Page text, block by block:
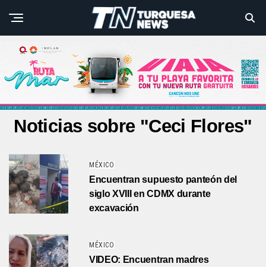
Noticias sobre "Ceci Flores"
MÉXICO
Encuentran supuesto panteón del
siglo XVIII en CDMX durante
excavación
MÉXICO
VIDEO: Encuentran madres